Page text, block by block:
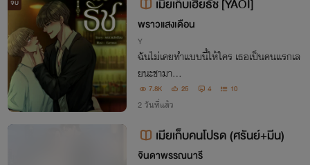
จบ เมียเก็บเฮียธัช [YAOI]
พราวแสงเดือน
Y
ฉันไม่เคยทำแบบนี้ให้ใคร เธอเป็นคนแรกเล
ยนะชามา...
7.8K 25 4 10
2 วันที่แล้ว
เมียเก็บคนโปรด (ศรันย์+มีน)
จินดาพรรณนารี